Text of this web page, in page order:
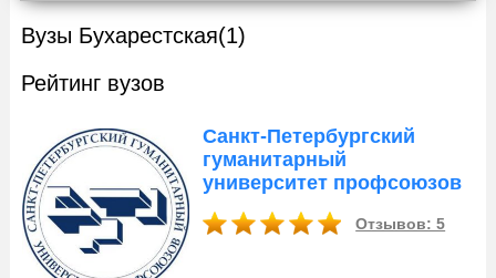
Вузы Бухарестская(1)
Рейтинг вузов
Санкт-Петербургский
гуманитарный
университет профсоюзов
Отзывов: 5